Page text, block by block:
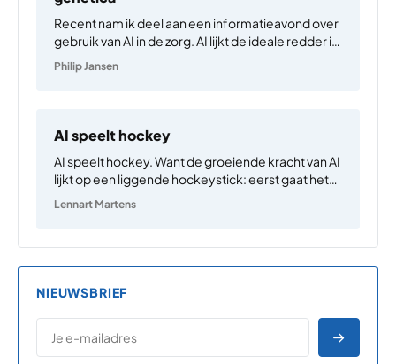
Recent nam ik deel aan een informatieavond over
gebruik van AI in de zorg. AI lijkt de ideale redder in
deze het hardst nodig is: dreigende
Philip Jansen
AI speelt hockey
AI speelt hockey. Want de groeiende kracht van AI
lijkt op een liggende hockeystick: eerst gaat het
Lennart Martens
NIEUWSBRIEF
E-MAILADRES
*